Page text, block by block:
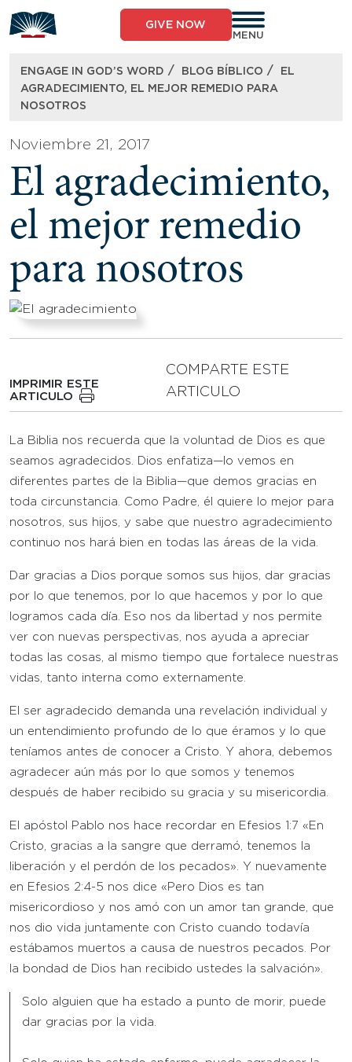
to
content
GIVE NOW
MENU
ENGAGE IN GOD’S WORD / BLOG BÍBLICO /
EL
AGRADECIMIENTO, EL MEJOR REMEDIO PARA
NOSOTROS
Noviembre 21, 2017
El agradecimiento,
el mejor remedio
para nosotros
IMPRIMIR ESTE
ARTICULO
COMPARTE ESTE
ARTICULO
La Biblia nos recuerda que la voluntad de Dios es que
seamos agradecidos. Dios enfatiza—lo vemos en
diferentes partes de la Biblia—que demos gracias en
toda circunstancia. Como Padre, él quiere lo mejor para
nosotros, sus hijos, y sabe que nuestro agradecimiento
continuo nos hará bien en todas las áreas de la vida.
Dar gracias a Dios porque somos sus hijos, dar gracias
por lo que tenemos, por lo que hacemos y por lo que
logramos cada día. Eso nos da libertad y nos permite
ver con nuevas perspectivas, nos ayuda a apreciar
todas las cosas, al mismo tiempo que fortalece nuestras
vidas, tanto interna como externamente.
El ser agradecido demanda una revelación individual y
un entendimiento profundo de lo que éramos y lo que
teníamos antes de conocer a Cristo. Y ahora, debemos
agradecer aún más por lo que somos y tenemos
después de haber recibido su gracia y su misericordia.
El apóstol Pablo nos hace recordar en Efesios 1:7 «En
Cristo, gracias a la sangre que derramó, tenemos la
liberación y el perdón de los pecados». Y nuevamente
en Efesios 2:4-5 nos dice «Pero Dios es tan
misericordioso y nos amó con un amor tan grande, que
nos dio vida juntamente con Cristo cuando todavía
estábamos muertos a causa de nuestros pecados. Por
la bondad de Dios han recibido ustedes la salvación».
Solo alguien que ha estado a punto de morir, puede
dar gracias por la vida.